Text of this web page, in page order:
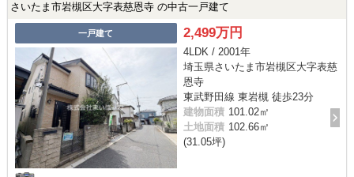
さいたま市岩槻区大字表慈恩寺 の中古一戸建て
一戸建て 2,499万円
4LDK / 2001年
埼玉県さいたま市岩槻区大字表慈
恩寺
東武野田線 東岩槻 徒歩23分
建物面積 101.02㎡
土地面積 102.66㎡
(31.05坪)